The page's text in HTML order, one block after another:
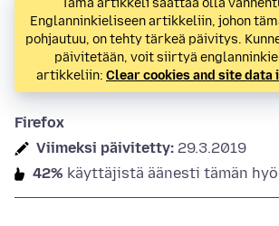
Tämä artikkeli saattaa olla
Englanninkieliseen artikkeliin, johon
pohjautuu, on tehty tärkeä päivitys.
päivitetään, voit siirtyä
artikkeliin: Clear cookies and site data
Firefox
Viimeksi päivitetty: 29.3.2019
42% käyttäjistä äänesti tämän